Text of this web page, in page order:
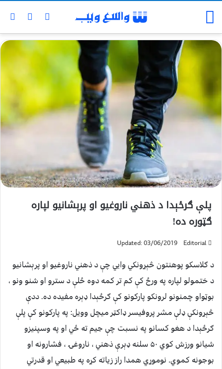
پلې ګرځېدا د ذهني ناروغيو او پرېشانيو لپاره
ګټوره ده!
Editorial
Updated: 03/06/2019
د ګلاسکو پوهنتون څېړونکي وايي چې د ذهني ناروغيو او پرېشانيو
د ختمولو لپاره په ورځ کې کم تر کمه دوه ځلې د سترو او شنو ونو ،
بوټواو چمنونو لرونکو پارکونو کې ګرځېدا ډېره مفيده ده. ددې
څېړونکې ډلې مشر پروفيسر ډاکټر ميچل وويل: په پارکونو کې پلې
ګرځېدا د هغو کسانو په نسبت چې جيم ته ځي او په وسپنيزو
شيانو ورزش کوي ۵۰ سلنه ډېرې ذهني ، ناروغۍ ، فشارونه او
بوجونه کموي. نوموړي همدا راز زياته کړه په طبيعي او قدرتي